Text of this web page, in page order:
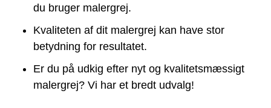
du bruger malergrej.
Kvaliteten af dit malergrej kan have stor
betydning for resultatet.
Er du på udkig efter nyt og kvalitetsmæssigt
malergrej? Vi har et bredt udvalg!